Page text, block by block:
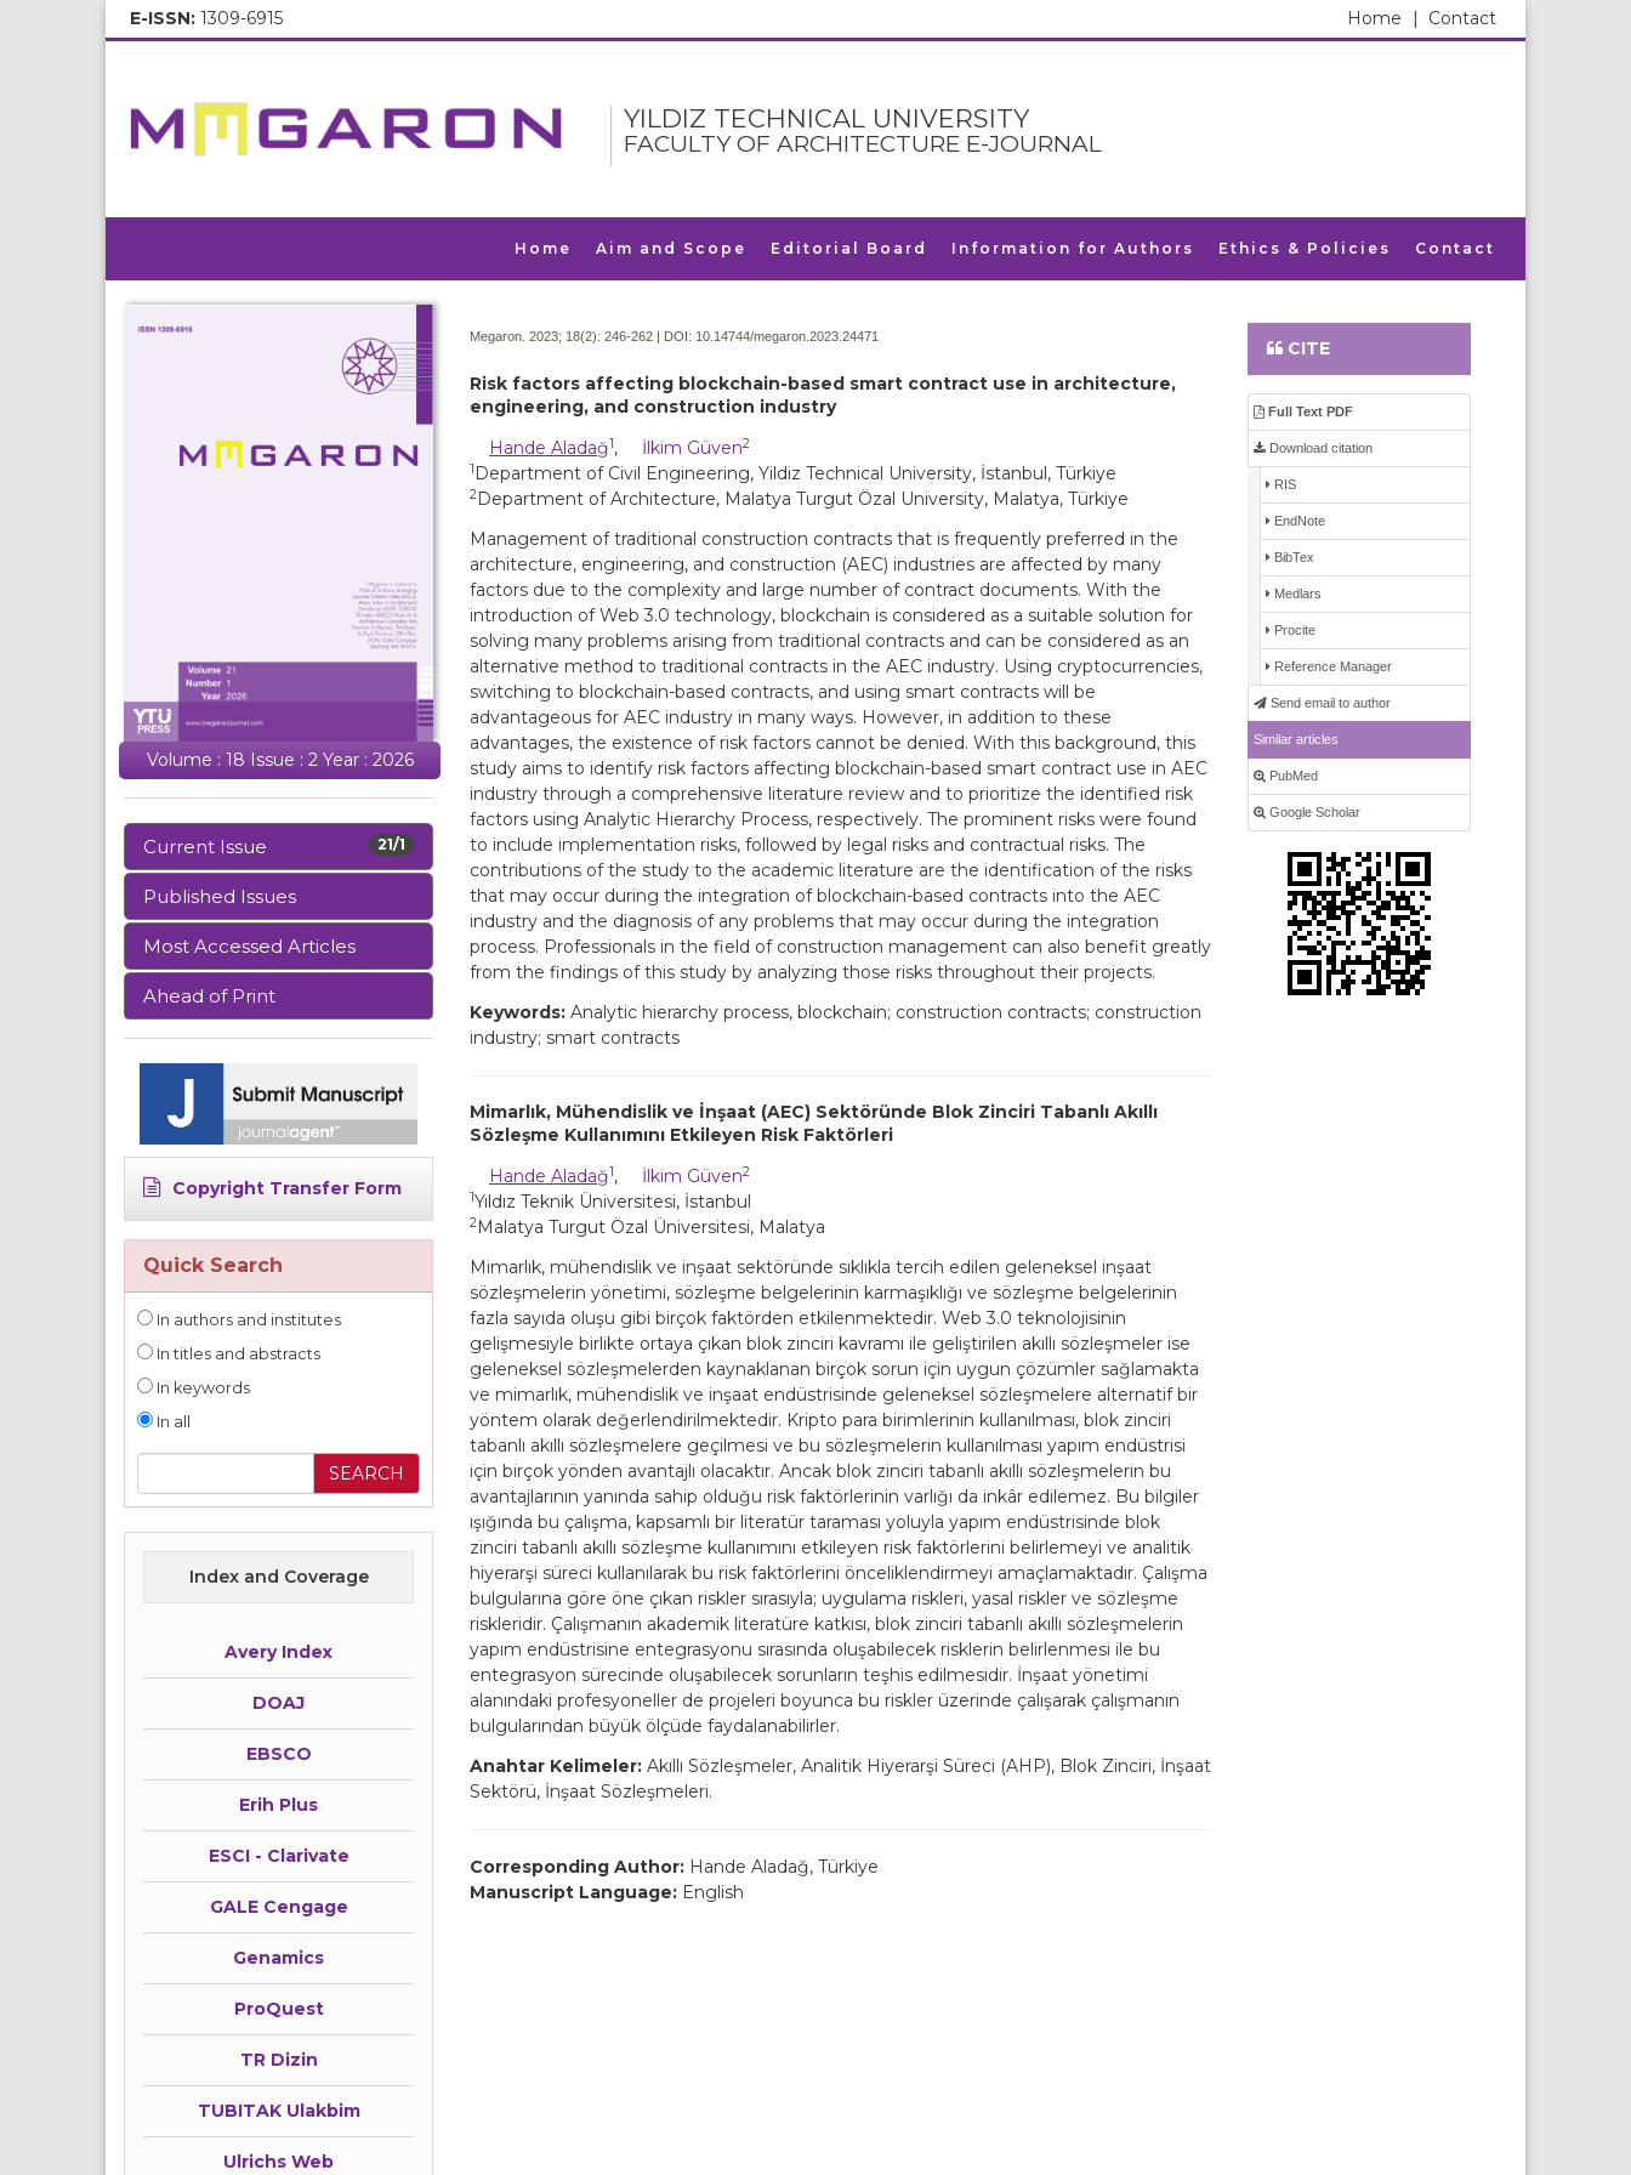
E-ISSN: 1309-6915 Contact
Home |
YILDIZ TECHNICAL UNIVERSITY
FACULTY OF ARCHITECTURE E-JOURNAL
Home Aim and Scope Editorial Board Information for Authors Ethics & Policies Contact
Volume : 18 Issue : 2 Year : 2026
21/1
Current Issue
Published Issues
Most Accessed Articles
Ahead of Print
Copyright Transfer Form
Quick Search
In authors and institutes
In titles and abstracts
In keywords
In all
Index and Coverage
Avery Index
DOAJ
EBSCO
Erih Plus
ESCI - Clarivate
GALE Cengage
Genamics
ProQuest
TR Dizin
TUBITAK Ulakbim
Ulrichs Web
Megaron. 2023; 18(2): 246-262 | DOI: 10.14744/megaron.2023.24471
Risk factors affecting blockchain-based smart contract use in architecture,
engineering, and construction industry
Hande Aladağ1, İlkim Güven2
1 Department of Civil Engineering, Yildiz Technical University, İstanbul, Türkiye
2 Department of Architecture, Malatya Turgut Özal University, Malatya, Türkiye
Management of traditional construction contracts that is frequently preferred in the
architecture, engineering, and construction (AEC) industries are affected by many
factors due to the complexity and large number of contract documents. With the
introduction of Web 3.0 technology, blockchain is considered as a suitable solution for
solving many problems arising from traditional contracts and can be considered as an
alternative method to traditional contracts in the AEC industry. Using cryptocurrencies,
switching to blockchain-based contracts, and using smart contracts will be
advantageous for AEC industry in many ways. However, in addition to these
advantages, the existence of risk factors cannot be denied. With this background, this
study aims to identify risk factors affecting blockchain-based smart contract use in AEC
industry through a comprehensive literature review and to prioritize the identified risk
factors using Analytic Hierarchy Process, respectively. The prominent risks were found
to include implementation risks, followed by legal risks and contractual risks. The
contributions of the study to the academic literature are the identification of the risks
that may occur during the integration of blockchain-based contracts into the AEC
industry and the diagnosis of any problems that may occur during the integration
process. Professionals in the field of construction management can also benefit greatly
from the findings of this study by analyzing those risks throughout their projects.
Keywords: Analytic hierarchy process, blockchain; construction contracts; construction
industry; smart contracts
Mimarlık, Mühendislik ve İnşaat (AEC) Sektöründe Blok Zinciri Tabanlı Akıllı
Sözleşme Kullanımını Etkileyen Risk Faktörleri
Hande Aladağ1, İlkim Güven2
1Yıldız Teknik Üniversitesi, İstanbul
2Malatya Turgut Özal Üniversitesi, Malatya
Mimarlık, mühendislik ve inşaat sektöründe sıklıkla tercih edilen geleneksel inşaat
sözleşmelerin yönetimi, sözleşme belgelerinin karmaşıklığı ve sözleşme belgelerinin
fazla sayıda oluşu gibi birçok faktörden etkilenmektedir. Web 3.0 teknolojisinin
gelişmesiyle birlikte ortaya çıkan blok zinciri kavramı ile geliştirilen akıllı sözleşmeler ise
geleneksel sözleşmelerden kaynaklanan birçok sorun için uygun çözümler sağlamakta
ve mimarlık, mühendislik ve inşaat endüstrisinde geleneksel sözleşmelere alternatif bir
yöntem olarak değerlendirilmektedir. Kripto para birimlerinin kullanılması, blok zinciri
tabanlı akıllı sözleşmelere geçilmesi ve bu sözleşmelerin kullanılması yapım endüstrisi
için birçok yönden avantajlı olacaktır. Ancak blok zinciri tabanlı akıllı sözleşmelerin bu
avantajlarının yanında sahip olduğu risk faktörlerinin varlığı da inkâr edilemez. Bu bilgiler
ışığında bu çalışma, kapsamlı bir literatür taraması yoluyla yapım endüstrisinde blok
zinciri tabanlı akıllı sözleşme kullanımını etkileyen risk faktörlerini belirlemeyi ve analitik
hiyerarşi süreci kullanılarak bu risk faktörlerini önceliklendirmeyi amaçlamaktadır. Çalışma
bulgularına göre öne çıkan riskler sırasıyla; uygulama riskleri, yasal riskler ve sözleşme
riskleridir. Çalışmanın akademik literatüre katkısı, blok zinciri tabanlı akıllı sözleşmelerin
yapım endüstrisine entegrasyonu sırasında oluşabilecek risklerin belirlenmesi ile bu
entegrasyon sürecinde oluşabilecek sorunların teşhis edilmesidir. İnşaat yönetimi
alanındaki profesyoneller de projeleri boyunca bu riskler üzerinde çalışarak çalışmanın
bulgularından büyük ölçüde faydalanabilirler.
Anahtar Kelimeler: Akıllı Sözleşmeler, Analitik Hiyerarşi Süreci (AHP), Blok Zinciri, İnşaat
Sektörü, İnşaat Sözleşmeleri.
Corresponding Author: Hande Aladağ, Türkiye
Manuscript Language: English
CITE
Full Text PDF
Download citation
RIS
EndNote
BibTex
Medlars
Procite
Reference Manager
Send email to author
Similar articles
PubMed
Google Scholar